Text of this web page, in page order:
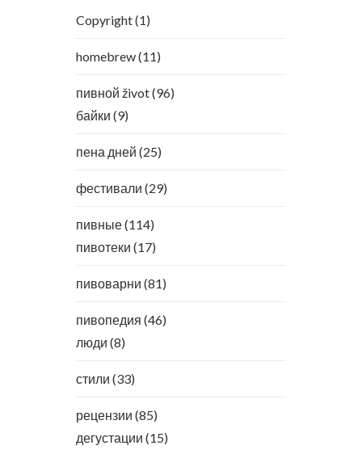
Copyright(1)
homebrew(11)
пивной život(96)
байки (9)
пена дней (25)
фестивали (29)
пивные(114)
пивотеки (17)
пивоварни (81)
пивопедия (46)
люди (8)
стили (33)
рецензии (85)
дегустации (15)